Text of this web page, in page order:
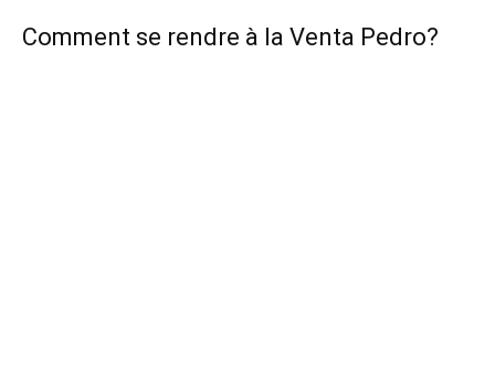
Comment se rendre à la Venta Pedro?